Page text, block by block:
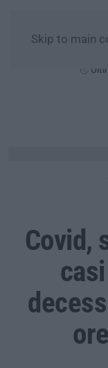
Skip to main
Covid,